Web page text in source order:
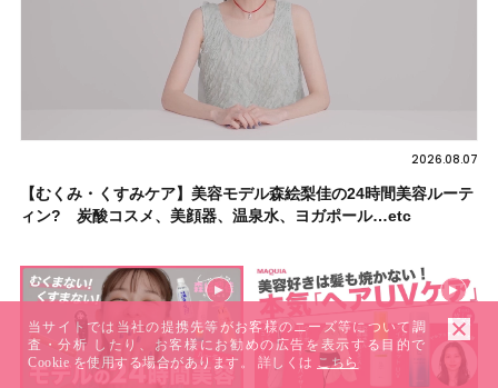
2026.08.07
【むくみ・くすみケア】美容モデル森絵梨佳の24時間美容ルーテ
ィン? 炭酸コスメ、美顔器、温泉水、ヨガポール…etc
当サイトでは当社の提携先等がお客様のニーズ等について調
査・分析 したり、お客様にお勧めの広告を表示する目的で
Cookie を使用する場合があります。 詳しくは こちら